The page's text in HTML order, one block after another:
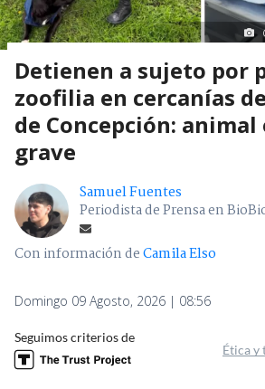
Detienen a sujeto por
zoofilia en cercanías
de Concepción:
grave
Samuel Fuentes
Periodista de Prensa en
Con información deCamila Elso
Domingo 09 Agosto, 2026 | 08:56
Seguimos criterios de
Ética y